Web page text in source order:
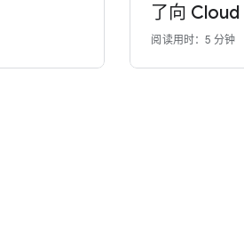
了向 Cloud
阅读用时：5 分钟